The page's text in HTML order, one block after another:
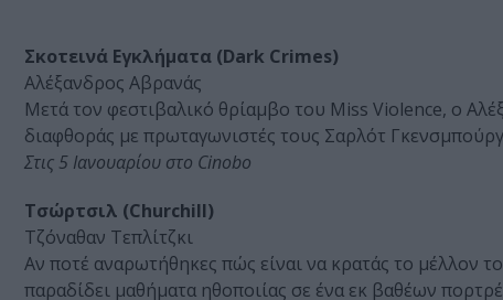
Σκοτεινά Εγκλήματα (Dark Crimes)
Αλέξανδρος Αβρανάς
Μετά τον φεστιβαλικό θρίαμβο του Miss Violence, ο
διαφθοράς με πρωταγωνιστές τους Σαρλότ
Στις 5 Ιανουαρίου στο Cinobo
Τσώρτσιλ (Churchill)
Τζόναθαν Τεπλίτζκι
Αν ποτέ αναρωτήθηκες πώς είναι να κρατάς το μέλλον
παραδίδει μαθήματα ηθοποιίας σε ένα εκ βαθέων